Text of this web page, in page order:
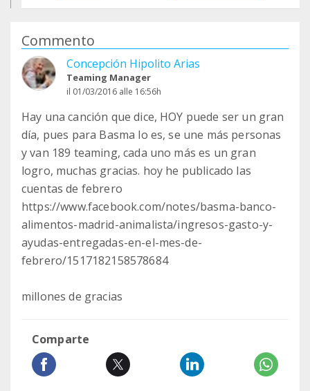
Commento
Concepción Hipolito Arias
Teaming Manager
il 01/03/2016 alle 16:56h
Hay una canción que dice, HOY puede ser un gran
día, pues para Basma lo es, se une más personas
y van 189 teaming, cada uno más es un gran
logro, muchas gracias. hoy he publicado las
cuentas de febrero
https://www.facebook.com/notes/basma-banco-
alimentos-madrid-animalista/ingresos-gasto-y-
ayudas-entregadas-en-el-mes-de-
febrero/1517182158578684
millones de gracias
Comparte